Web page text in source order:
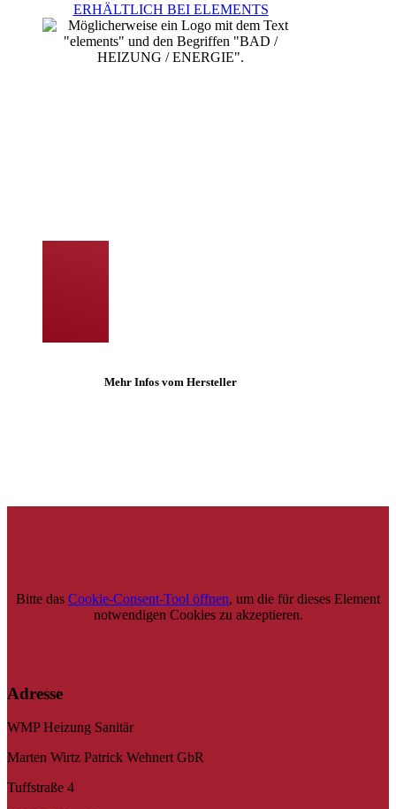
ERHÄLTLICH BEI ELEMENTS
Mehr Infos vom Hersteller
Bitte das Cookie-Consent-Tool öffnen, um die für dieses Element
notwendigen Cookies zu akzeptieren.
Adresse
WMP Heizung Sanitär
Marten Wirtz Patrick Wehnert GbR
Tuffstraße 4